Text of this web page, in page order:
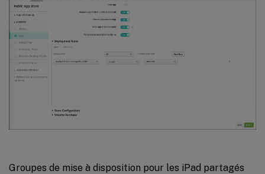
Groupes de mise à disposition pour les iPad partagés